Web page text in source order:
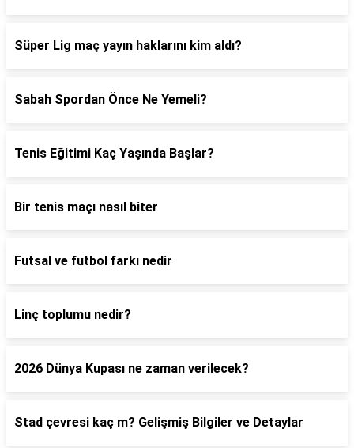
Süper Lig maç yayın haklarını kim aldı?
Sabah Spordan Önce Ne Yemeli?
Tenis Eğitimi Kaç Yaşında Başlar?
Bir tenis maçı nasıl biter
Futsal ve futbol farkı nedir
Linç toplumu nedir?
2026 Dünya Kupası ne zaman verilecek?
Stad çevresi kaç m? Gelişmiş Bilgiler ve Detaylar